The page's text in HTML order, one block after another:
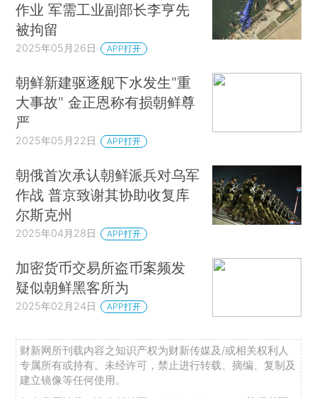
作业 军需工业副部长李亨先
被拘留
2025年05月26日 APP打开
朝鲜新建驱逐舰下水发生"重
大事故" 金正恩称有损朝鲜尊
严
2025年05月22日 APP打开
朝俄首次承认朝鲜派兵对乌军
作战 普京致谢其协助收复库
尔斯克州
2025年04月28日 APP打开
加密货币交易所盗币案频发
疑似朝鲜黑客所为
2025年02月24日 APP打开
财新网所刊载内容之知识产权为财新传媒及/或相关权利人
专属所有或持有。未经许可，禁止进行转载、摘编、复制及
建立镜像等任何使用。